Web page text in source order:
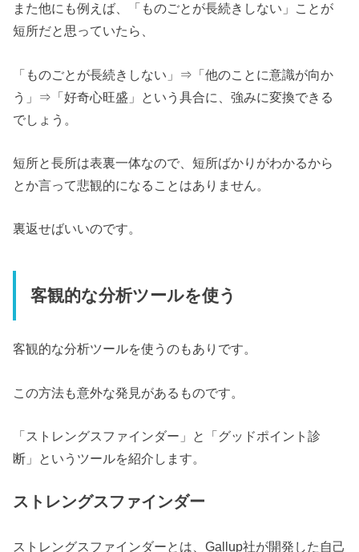
また他にも例えば、「ものごとが長続きしない」ことが
短所だと思っていたら、
「ものごとが長続きしない」⇒「他のことに意識が向か
う」⇒「好奇心旺盛」という具合に、強みに変換できる
でしょう。
短所と長所は表裏一体なので、短所ばかりがわかるから
とか言って悲観的になることはありません。
裏返せばいいのです。
客観的な分析ツールを使う
客観的な分析ツールを使うのもありです。
この方法も意外な発見があるものです。
「ストレングスファインダー」と「グッドポイント診
断」というツールを紹介します。
ストレングスファインダー
ストレングスファインダーとは、Gallup社が開発した自己